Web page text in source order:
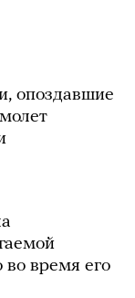
опоздавшие
время его